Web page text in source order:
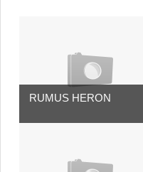
RUMUS HERON